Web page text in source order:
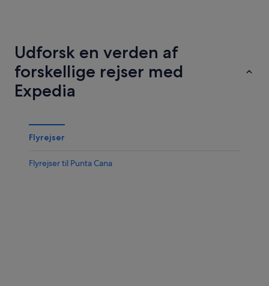
Udforsk en verden af
forskellige rejser med
Expedia
Flyrejser
Flyrejser til Punta Cana